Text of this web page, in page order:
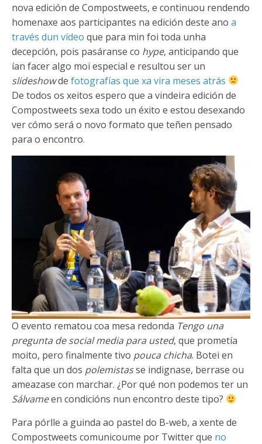
nova edición de Compostweets, e continuou rendendo
homenaxe aos participantes na edición deste ano a
través dun vídeo que para min foi toda unha
decepción, pois pasáranse co hype, anticipando que
ían facer algo moi especial e resultou ser un
slideshowde fotografías que xa vira meses atrás
De todos os xeitos espero que a vindeira edición de
Compostweets sexa todo un éxito e estou desexando
ver cómo será o novo formato que teñen pensado
para o encontro.
O evento rematou coa mesa redonda Tengo una
pregunta de social media para usted, que prometía
moito, pero finalmente tivo pouca chicha. Botei en
falta que un dos polemistasse indignase, berrase ou
ameazase con marchar. ¿Por qué non podemos ter un
Sálvameen condicións nun encontro deste tipo?
Para pórlle a guinda ao pastel do B-web, a xente de
Compostweets comunicoume por Twitter que no